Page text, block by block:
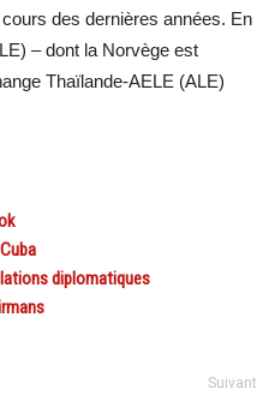
des dernières années. En
– dont la Norvège est
Thaïlande-AELE (ALE)
diplomatiques
Suivant